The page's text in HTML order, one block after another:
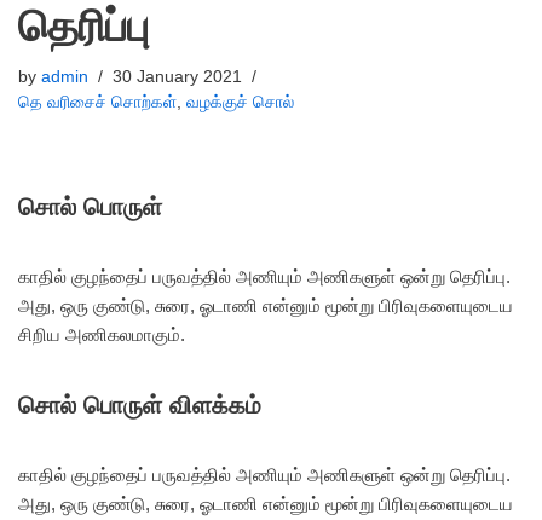
தெரிப்பு
by admin
30 January 2021
தெ வரிசைச் சொற்கள், வழக்குச் சொல்
சொல் பொருள்
காதில் குழந்தைப் பருவத்தில் அணியும் அணிகளுள் ஒன்று தெரிப்பு.
அது, ஒரு குண்டு, சுரை, ஓடாணி என்னும் மூன்று பிரிவுகளையுடைய
சிறிய அணிகலமாகும்.
சொல் பொருள் விளக்கம்
காதில் குழந்தைப் பருவத்தில் அணியும் அணிகளுள் ஒன்று தெரிப்பு.
அது, ஒரு குண்டு, சுரை, ஓடாணி என்னும் மூன்று பிரிவுகளையுடைய